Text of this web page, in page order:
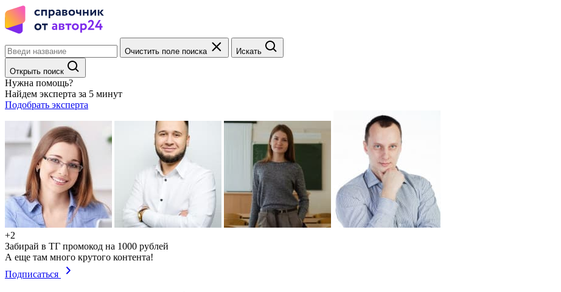
Очистить поле поиска Искать
Открыть поиск
Нужна помощь?
Найдем эксперта за 5 минут
Подобрать эксперта
+2
Забирай в ТГ промокод на 1000 рублей
А еще там много крутого контента!
Подписаться